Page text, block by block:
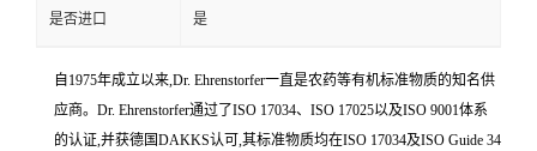
是否进口 是
自1975年成立以来,Dr. Ehrenstorfer一直是农药等有机标准物质的知名供
应商。Dr. Ehrenstorfer通过了ISO 17034、ISO 17025以及ISO 9001体系
的认证,并获德国DAKKS认可,其标准物质均在ISO 17034及ISO Guide 34